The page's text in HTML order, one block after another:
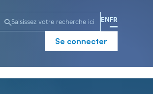
EN FR
Se connecter